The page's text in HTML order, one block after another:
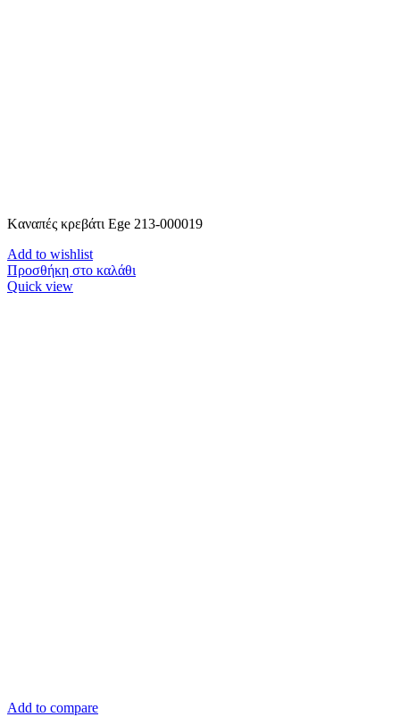
Kαναπές κρεβάτι Ege 213-000019
Add to wishlist
Προσθήκη στο καλάθι
Quick view
Add to compare